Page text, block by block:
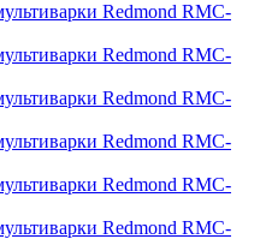
Redmond RMC-
Redmond RMC-
Redmond RMC-
Redmond RMC-
Redmond RMC-
Redmond RMC-